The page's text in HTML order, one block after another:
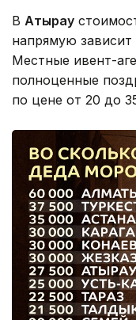
В Атырау
напрямую зависит
Местные ивент-
полноценные
по цене от 20 до